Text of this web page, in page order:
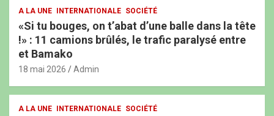
A LA UNE INTERNATIONALE SOCIÉTÉ
«Si tu bouges, on t’abat d’une balle dans la tête
!» : 11 camions brûlés, le trafic paralysé entre
et Bamako
18 mai 2026 Admin
A LA UNE INTERNATIONALE SOCIÉTÉ